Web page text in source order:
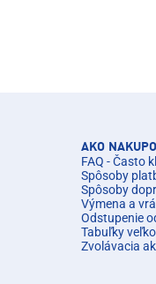
AKO
FAQ - Často
Spôsoby
Spôsoby
Výmena a
Odstupenie
Tabuľky
Zvolávacia